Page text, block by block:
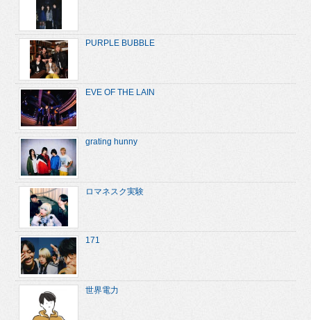
PURPLE BUBBLE
EVE OF THE LAIN
grating hunny
ロマネスク実験
171
世界電力